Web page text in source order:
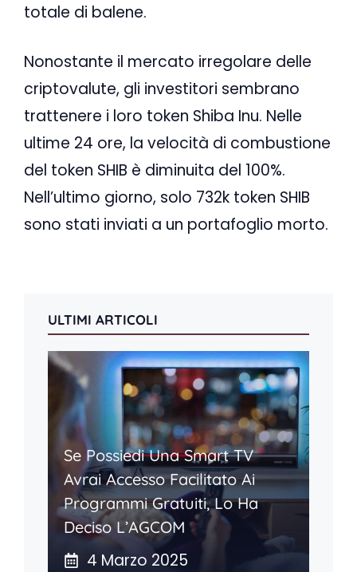
totale di balene.
Nonostante il mercato irregolare delle
criptovalute, gli investitori sembrano
trattenere i loro token Shiba Inu. Nelle
ultime 24 ore, la velocità di combustione
del token SHIB è diminuita del 100%.
Nell’ultimo giorno, solo 732k token SHIB
sono stati inviati a un portafoglio morto.
ULTIMI ARTICOLI
Se Possiedi Una Smart TV
Avrai Accesso Facilitato Ai
Programmi Gratuiti, Lo Ha
Deciso L’AGCOM
4 Marzo 2025